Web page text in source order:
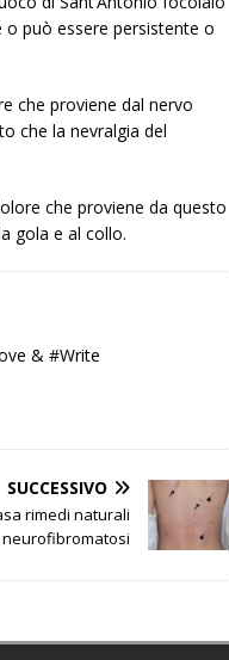
può essere persistente o
che proviene dal nervo
che la nevralgia del
che proviene da questo
gola e al collo.
& #Write
SUCCESSIVO
rimedi naturali